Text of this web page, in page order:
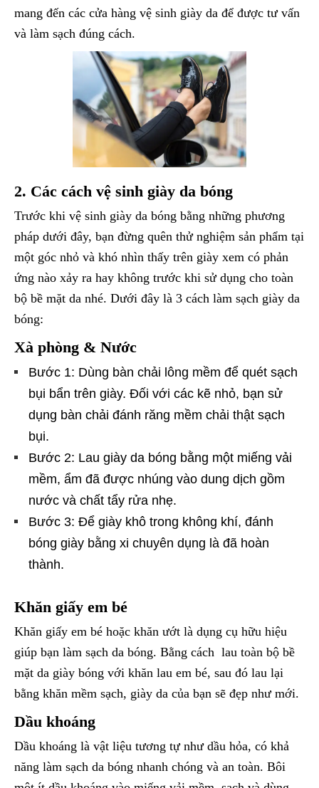
mang đến các cửa hàng vệ sinh giày da để được tư vấn
và làm sạch đúng cách.
2. Các cách vệ sinh giày da bóng
Trước khi vệ sinh giày da bóng bằng những phương
pháp dưới đây, bạn đừng quên thử nghiệm sản phẩm tại
một góc nhỏ và khó nhìn thấy trên giày xem có phản
ứng nào xảy ra hay không trước khi sử dụng cho toàn
bộ bề mặt da nhé. Dưới đây là 3 cách làm sạch giày da
bóng:
Xà phòng & Nước
Bước 1: Dùng bàn chải lông mềm để quét sạch
bụi bẩn trên giày. Đối với các kẽ nhỏ, bạn sử
dụng bàn chải đánh răng mềm chải thật sạch
bụi.
Bước 2: Lau giày da bóng bằng một miếng vải
mềm, ẩm đã được nhúng vào dung dịch gồm
nước và chất tẩy rửa nhẹ.
Bước 3: Để giày khô trong không khí, đánh
bóng giày bằng xi chuyên dụng là đã hoàn
thành.
Khăn giấy em bé
Khăn giấy em bé hoặc khăn ướt là dụng cụ hữu hiệu
giúp bạn làm sạch da bóng. Bằng cách lau toàn bộ bề
mặt da giày bóng với khăn lau em bé, sau đó lau lại
bằng khăn mềm sạch, giày da của bạn sẽ đẹp như mới.
Dầu khoáng
Dầu khoáng là vật liệu tương tự như dầu hỏa, có khả
năng làm sạch da bóng nhanh chóng và an toàn. Bôi